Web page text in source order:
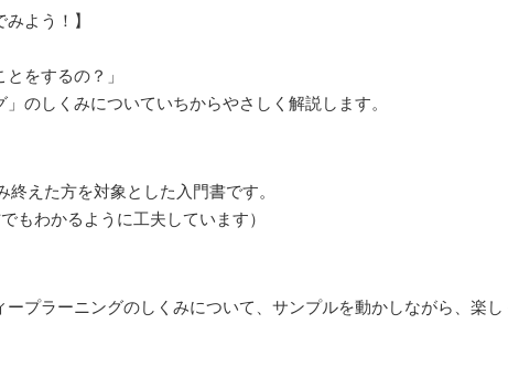
よう！】
をするの？」
のしくみについていちからやさしく解説します。
終えた方を対象とした入門書です。
もわかるように工夫しています）
プラーニングのしくみについて、サンプルを動かしながら、楽